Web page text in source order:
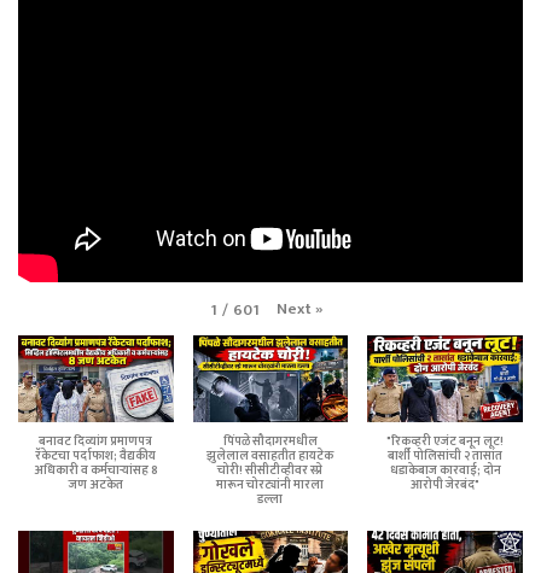
1 / 601 Next»
बनावट दिव्यांग प्रमाणपत्र
रॅकेटचा पर्दाफाश; वैद्यकीय
अधिकारी व कर्मचाऱ्यांसह 8
जण अटकेत
पिंपळे सौदागरमधील
झुलेलाल वसाहतीत हायटेक
चोरी! सीसीटीव्हीवर स्प्रे
मारून चोरट्यांनी मारला
डल्ला
"रिकव्हरी एजंट बनून लूट!
बार्शी पोलिसांची २ तासांत
धडाकेबाज कारवाई; दोन
आरोपी जेरबंद"